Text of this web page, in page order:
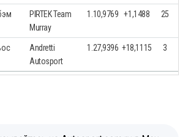
PIRTEK Team
Murray
1.10,9769 +1,1488 25
Andretti
Autosport
1.27,9396 +18,1115 3